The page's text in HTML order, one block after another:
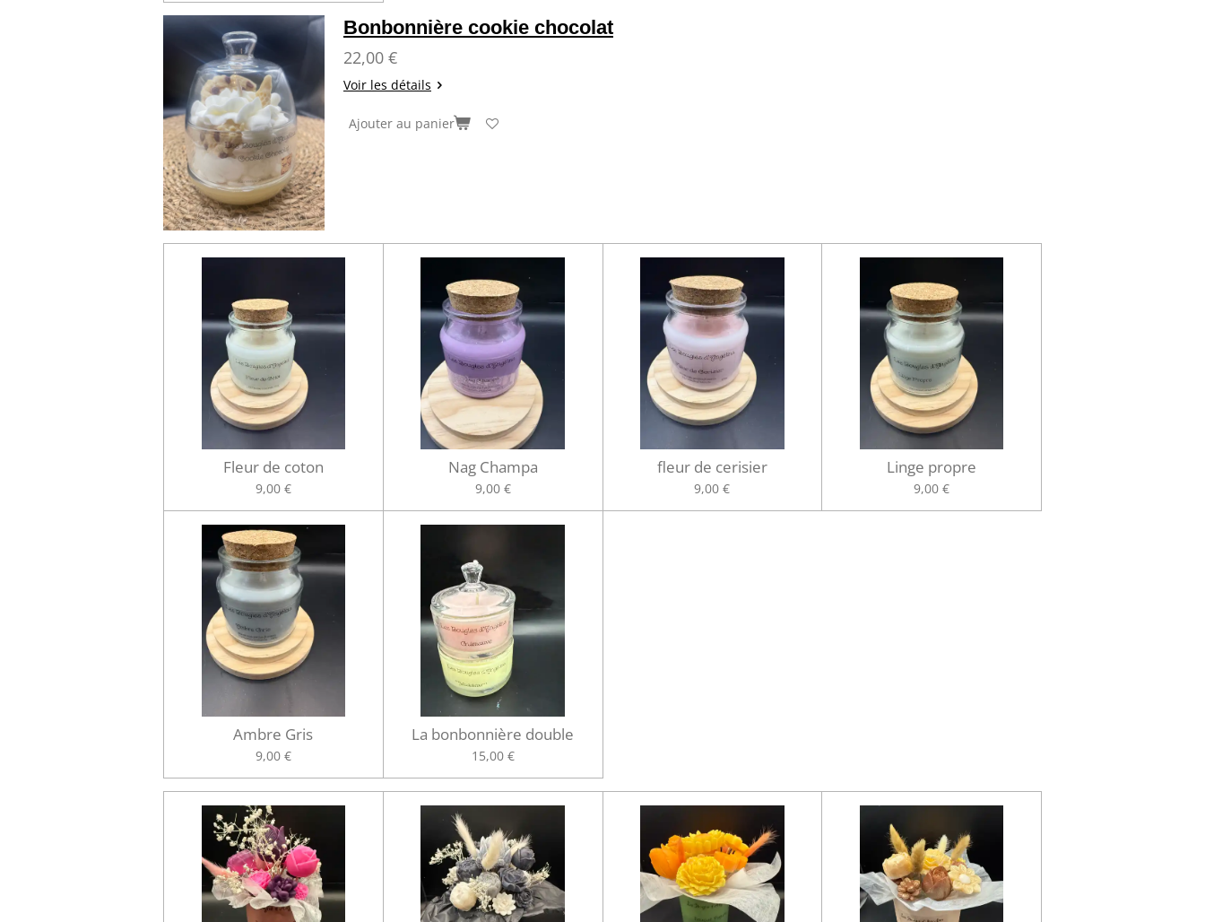
Bonbonnière cookie chocolat
22,00 €
Voir les détails
Ajouter au panier
Fleur de coton
9,00 €
Nag Champa
9,00 €
fleur de cerisier
9,00 €
Linge propre
9,00 €
Ambre Gris
9,00 €
La bonbonnière double
15,00 €